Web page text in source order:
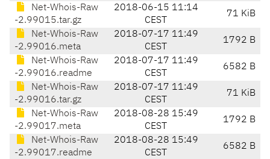
Net-Whois-Raw
-2.99015.tar.gz
2018-06-15 11:14
CEST
71 KiB
Net-Whois-Raw
-2.99016.meta
2018-07-17 11:49
CEST
1792 B
Net-Whois-Raw
-2.99016.readme
2018-07-17 11:49
CEST
6582 B
Net-Whois-Raw
-2.99016.tar.gz
2018-07-17 11:49
CEST
71 KiB
Net-Whois-Raw
-2.99017.meta
2018-08-28 15:49
CEST
1792 B
Net-Whois-Raw
-2.99017.readme
2018-08-28 15:49
CEST
6582 B